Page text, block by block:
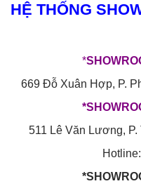
HỆ THỐNG
*
669 Đỗ Xuân Hợp, P.
511 Lê Văn Lương, P.